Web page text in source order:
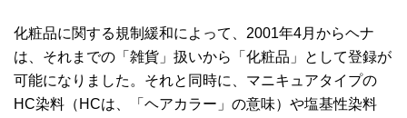
化粧品に関する規制緩和によって、2001年4月からヘナ
は、それまでの「雑貨」扱いから「化粧品」として登録が
可能になりました。それと同時に、マニキュアタイプの
HC染料（HCは、「ヘアカラー」の意味）や塩基性染料